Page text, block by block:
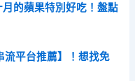
月的蘋果特別好吃！盤點
流平台推薦】！想找免